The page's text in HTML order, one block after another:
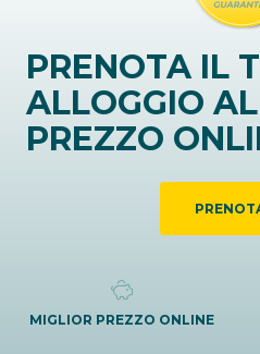
PRENOTA IL
ALLOGGIO
PREZZO
MIGLIOR PREZZO ONLINE